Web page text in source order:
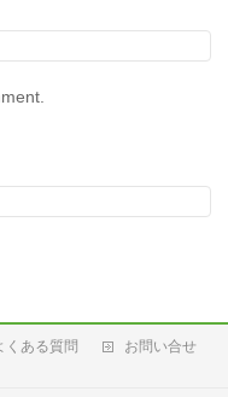
くある質問
お問い合せ